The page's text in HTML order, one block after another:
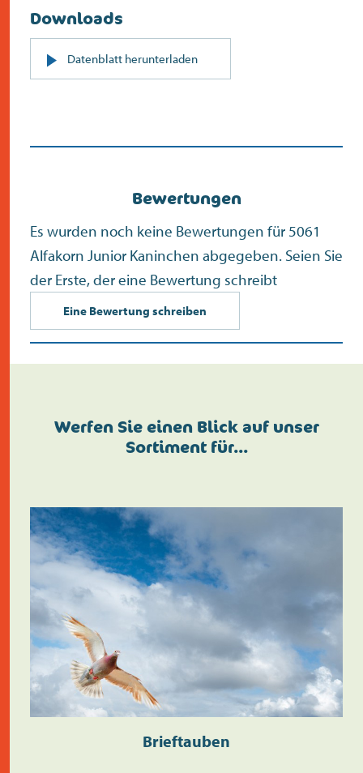
Downloads
Datenblatt herunterladenPDF
(öffnet
Bewertungen
Es wurden noch keine Bewertungen für 5061
Alfakorn Junior Kaninchen abgegeben. Seien Sie
der Erste, der eine Bewertung schreibt
Eine Bewertung schreiben
Werfen Sie einen Blick auf unser
Sortiment für…
Brieftauben